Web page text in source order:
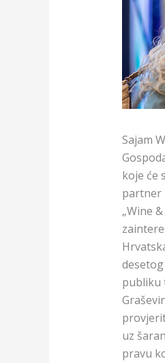
Sajam
koje će
partner
„Wine
publiku
uz
pravu